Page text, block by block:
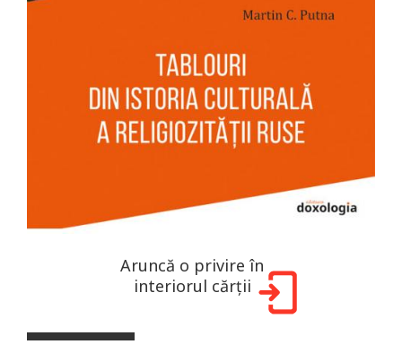
Aruncă o privire în
interiorul cărții